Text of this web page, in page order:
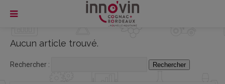
Aucun article trouvé.
Rechercher :